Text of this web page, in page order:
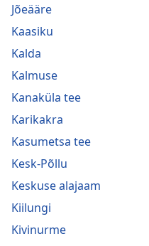
Jõeääre
Kaasiku
Kalda
Kalmuse
Kanaküla tee
Karikakra
Kasumetsa tee
Kesk-Põllu
Keskuse alajaam
Kiilungi
Kivinurme